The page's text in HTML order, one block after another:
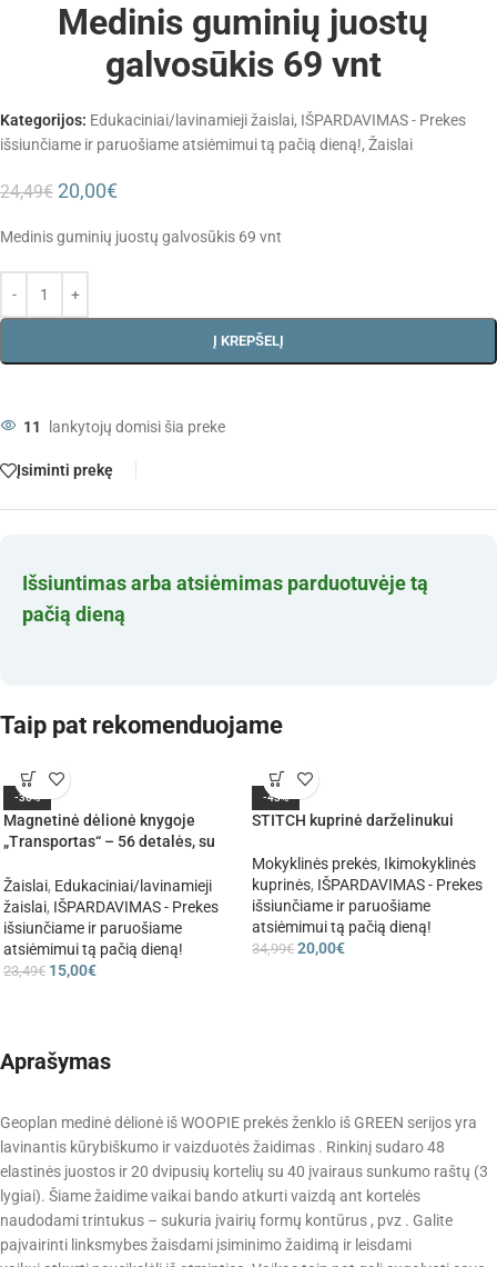
Medinis guminių juostų
galvosūkis 69 vnt
Kategorijos: Edukaciniai/lavinamieji žaislai, IŠPARDAVIMAS - Prekes
išsiunčiame ir paruošiame atsiėmimui tą pačią dieną!, Žaislai
24,49€ 20,00€
Medinis guminių juostų galvosūkis 69 vnt
Į KREPŠELĮ
11 lankytojų domisi šia preke
Įsiminti prekę
Išsiuntimas arba atsiėmimas parduotuvėje tą
pačią dieną
Taip pat rekomenduojame
-36%
Magnetinė dėlionė knygoje
„Transportas“ – 56 detalės, su
Žaislai, Edukaciniai/lavinamieji
žaislai, IŠPARDAVIMAS - Prekes
išsiunčiame ir paruošiame
atsiėmimui tą pačią dieną!
23,49€ 15,00€
-43%
STITCH kuprinė darželinukui
Mokyklinės prekės, Ikimokyklinės
kuprinės, IŠPARDAVIMAS - Prekes
išsiunčiame ir paruošiame
atsiėmimui tą pačią dieną!
34,99€ 20,00€
Aprašymas
Geoplan medinė dėlionė iš WOOPIE prekės ženklo iš GREEN serijos yra
lavinantis kūrybiškumo ir vaizduotės žaidimas . Rinkinį sudaro 48
elastinės juostos ir 20 dvipusių kortelių su 40 įvairaus sunkumo raštų (3
lygiai). Šiame žaidime vaikai bando atkurti vaizdą ant kortelės
naudodami trintukus – sukuria įvairių formų kontūrus , pvz . Galite
paįvairinti linksmybes žaisdami įsiminimo žaidimą ir leisdami